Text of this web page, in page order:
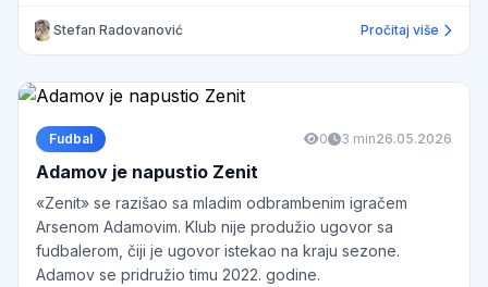
Stefan Radovanović Pročitaj više
Fudbal 0 3 min26.05.2026
Adamov je napustio Zenit
«Zenit» se razišao sa mladim odbrambenim igračem
Arsenom Adamovim. Klub nije produžio ugovor sa
fudbalerom, čiji je ugovor istekao na kraju sezone.
Adamov se pridružio timu 2022. godine.